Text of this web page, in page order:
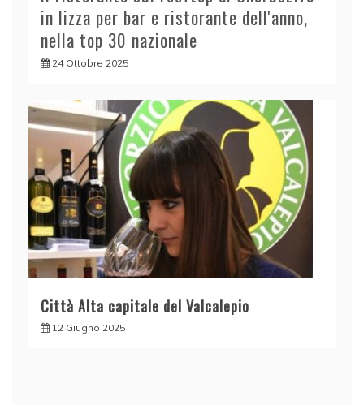
in lizza per bar e ristorante dell'anno,
nella top 30 nazionale
24 Ottobre 2025
Città Alta capitale del Valcalepio
12 Giugno 2025